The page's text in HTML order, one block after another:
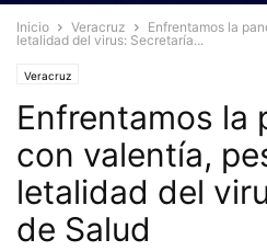
Inicio Veracruz
Enfrentamos la
letalidad del virus: Secretaría...
Veracruz
Enfrentamos la
con valentía,
letalidad del
de Salud